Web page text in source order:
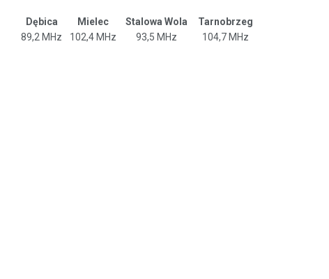
Dębica Mielec Stalowa Wola
Tarnobrzeg
89,2 MHz
102,4 MHz 93,5 MHz 104,7 MHz